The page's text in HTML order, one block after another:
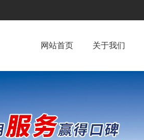
网站首页 关于我们